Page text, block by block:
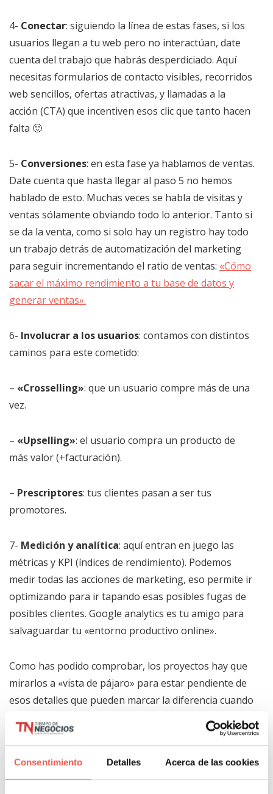
Consentimiento Detalles Acerca de las cookies
4- Conectar: siguiendo la línea de estas fases, si los
usuarios llegan a tu web pero no interactúan, date
cuenta del trabajo que habrás desperdiciado. Aquí
necesitas formularios de contacto visibles, recorridos
web sencillos, ofertas atractivas, y llamadas a la
acción (CTA) que incentiven esos clic que tanto hacen
falta 🙂
5- Conversiones: en esta fase ya hablamos de ventas.
Date cuenta que hasta llegar al paso 5 no hemos
hablado de esto. Muchas veces se habla de visitas y
ventas sólamente obviando todo lo anterior. Tanto si
se da la venta, como si solo hay un registro hay todo
un trabajo detrás de automatización del marketing
para seguir incrementando el ratio de ventas: «Cómo
sacar el máximo rendimiento a tu base de datos y
generar ventas».
6- Involucrar a los usuarios: contamos con distintos
caminos para este cometido:
– «Crosselling»: que un usuario compre más de una
vez.
– «Upselling»: el usuario compra un producto de
más valor (+facturación).
– Prescriptores: tus clientes pasan a ser tus
promotores.
7- Medición y analítica: aquí entran en juego las
métricas y KPI (índices de rendimiento). Podemos
medir todas las acciones de marketing, eso permite ir
optimizando para ir tapando esas posibles fugas de
posibles clientes. Google analytics es tu amigo para
salvaguardar tu «entorno productivo online».
Como has podido comprobar, los proyectos hay que
mirarlos a «vista de pájaro» para estar pendiente de
esos detalles que pueden marcar la diferencia cuando
me he dejado alguna? sobra alguna?